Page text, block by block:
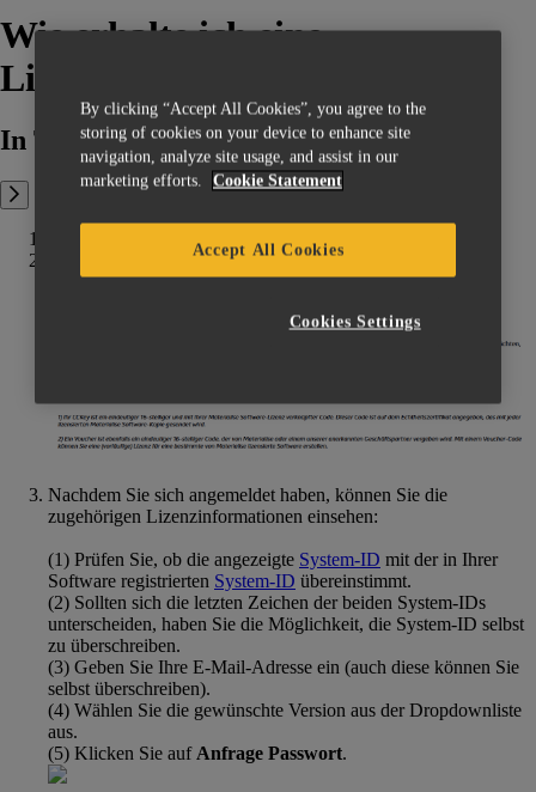
Wie erhalte ich eine
Lizenzschlüssel-Datei?
In This Article:
Gehen Sie auf unsere Webseite zur Lizenzanmeldung
Geben Sie Ihren CCKey‍ in das entsprechende Feld ein und
klicken Sie aufAbsenden.
Nachdem Sie sich angemeldet haben, können Sie die
zugehörigen Lizenzinformationen einsehen:
(1) Prüfen Sie, ob die angezeigte System-ID ‍ mit der in Ihrer
Software registrierten System-ID übereinstimmt.
(2) Sollten sich die letzten Zeichen der beiden System-IDs
unterscheiden, haben Sie die Möglichkeit, die System-ID selbst
zu überschreiben.
(3) Geben Sie Ihre E-Mail-Adresse ein (auch diese können Sie
selbst überschreiben).
(4) Wählen Sie die gewünschte Version aus der Dropdownliste
aus.
(5) Klicken Sie auf Anfrage Passwort.
By clicking “Accept All Cookies”, you agree to the
storing of cookies on your device to enhance site
navigation, analyze site usage, and assist in our
marketing efforts.
Cookie Statement
Accept All Cookies
Cookies Settings